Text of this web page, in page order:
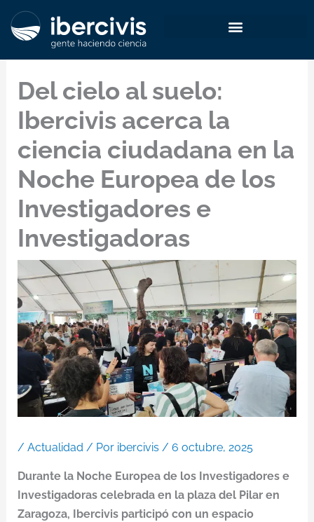
Del cielo al suelo:
Ibercivis acerca la
ciencia ciudadana en la
Noche Europea de los
Investigadores e
Investigadoras
/ Actualidad / Por ibercivis / 6 octubre, 2025
Durante la Noche Europea de los Investigadores e
Investigadoras celebrada en la plaza del Pilar en
Zaragoza, Ibercivis participó con un espacio